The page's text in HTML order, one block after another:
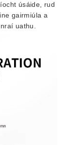
úsáide, rud
gairmiúla a
uathu.